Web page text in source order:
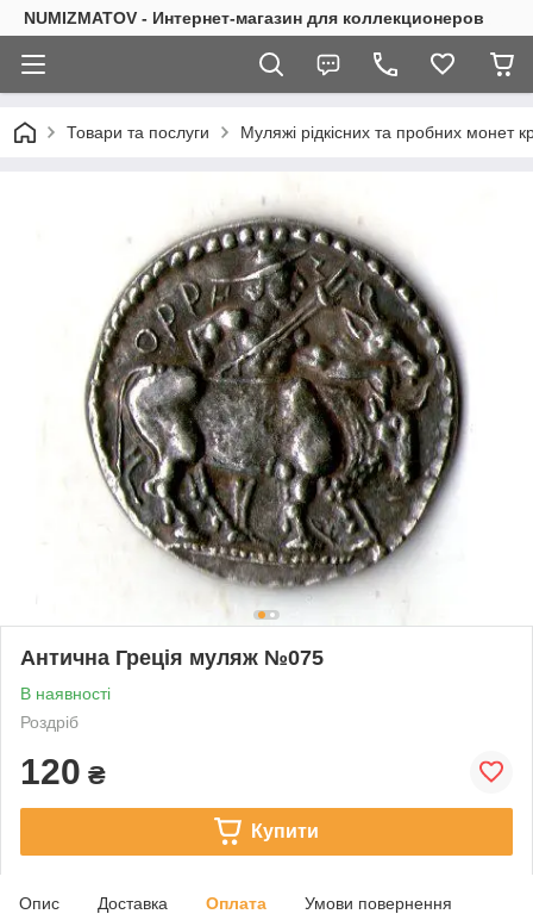
NUMIZMATOV - Интернет-магазин для коллекционеров
Товари та послуги Муляжі рідкісних та пробних монет
Антична Греція муляж №075
В наявності
Роздріб
120 ₴
Купити
Опис Доставка Оплата Умови повернення